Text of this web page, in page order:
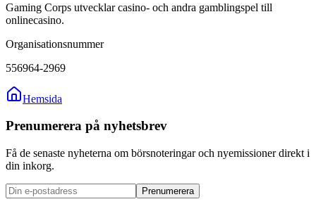
Gaming Corps utvecklar casino- och andra gamblingspel till
onlinecasino.
Organisationsnummer
556964-2969
Hemsida
Prenumerera på nyhetsbrev
Få de senaste nyheterna om börsnoteringar och nyemissioner direkt i
din inkorg.
Prenumerera